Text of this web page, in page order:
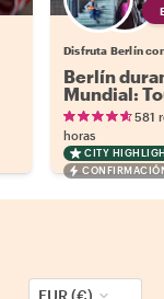
Disfruta Berlín
Berlín
Mundial:
Reich y el
581
horas
CITY